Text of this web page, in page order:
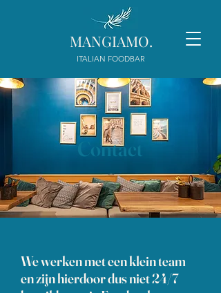
MANGIAMO.
ITALIAN FOODBAR
Contact
We werken met een klein team
en zijn hierdoor dus niet 24/7